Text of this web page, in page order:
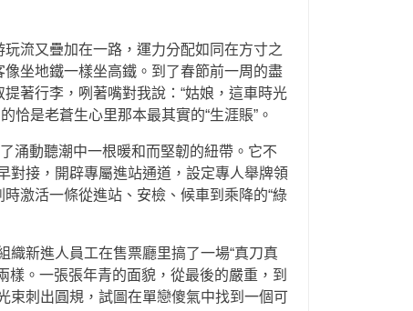
流又疊加在一路，運力分配如同在方寸之
像坐地鐵一樣坐高鐵。到了春節前一周的盡
著行李，咧著嘴對我說：“姑娘，這車時光
是老蒼生心里那本最其實的“生涯賬”。
涌動聽潮中一根暖和而堅韌的紐帶。它不
對接，開辟專屬進站通道，設定專人舉牌領
時激活一條從進站、安檢、候車到乘降的“綠
新進人員工在售票廳里搞了一場“真刀真
。一張張年青的面貌，從最後的嚴重，到
束刺出圓規，試圖在單戀傻氣中找到一個可